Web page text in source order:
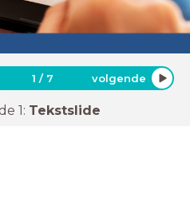
1 / 7 volgende
1: Tekstslide